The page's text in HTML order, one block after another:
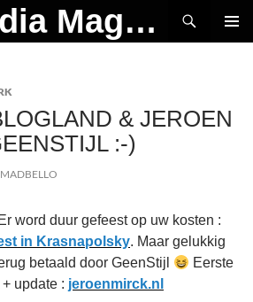
MAD Media Magazine
& JEROEN
:-)
MADBELLO
word duur gefeest op uw kosten :
in Krasnapolsky. Maar gelukkig
betaald door GeenStijl
Eerste
update : jeroenmirck.nl